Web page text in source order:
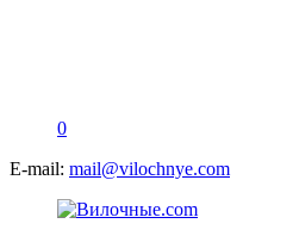
0
E-mail: mail@vilochnye.com